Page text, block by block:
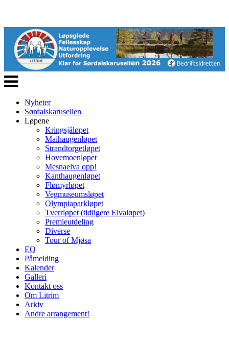
Veksle
navigasjon
Nyheter
Sørdalskarusellen
Løpene
Kringsjåløpet
Maihaugenløpet
Strandtorgetløpet
Hovemoenløpet
Mesnaelva opp!
Kanthaugenløpet
Flømyrløpet
Vegmuseumsløpet
Olympiaparkløpet
Tverrløpet (tidligere Elvaløpet)
Premieutdeling
Diverse
Tour of Mjøsa
EQ
Påmelding
Kalender
Galleri
Kontakt oss
Om Litrim
Arkiv
Andre arrangement!